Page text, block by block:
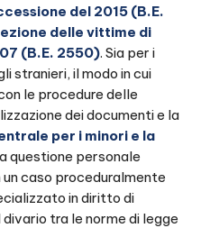
del 2015 (B.E.
delle vittime di
(B.E. 2550). Sia per i
stranieri, il modo in cui
le procedure delle
dei documenti e la
per i minori e la
questione personale
caso proceduralmente
in diritto di
tra le norme di legge